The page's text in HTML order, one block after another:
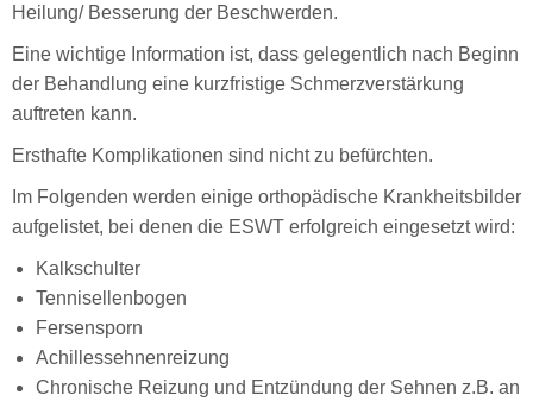
Heilung/ Besserung der Beschwerden.
Eine wichtige Information ist, dass gelegentlich nach Beginn
der Behandlung eine kurzfristige Schmerzverstärkung
auftreten kann.
Ersthafte Komplikationen sind nicht zu befürchten.
Im Folgenden werden einige orthopädische Krankheitsbilder
aufgelistet, bei denen die ESWT erfolgreich eingesetzt wird:
Kalkschulter
Tennisellenbogen
Fersensporn
Achillessehnenreizung
Chronische Reizung und Entzündung der Sehnen z.B. an